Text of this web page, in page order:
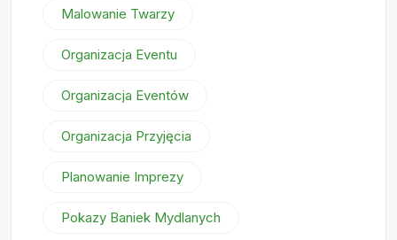
Malowanie Twarzy
Organizacja Eventu
Organizacja Eventów
Organizacja Przyjęcia
Planowanie Imprezy
Pokazy Baniek Mydlanych